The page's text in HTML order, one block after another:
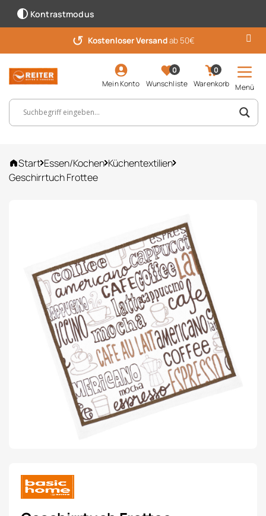
Kontrastmodus
↺ Kostenloser Versandab 50€
Mein Konto
0
Wunschliste
0
Warenkorb
Menü
Suchbegriff, Artikelnummer ...
Start Essen/Kochen Küchentextilien
Geschirrtuch Frottee